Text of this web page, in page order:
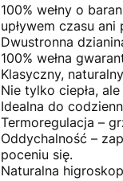
100% wełny o
upływem czasu
Dwustronna
100% wełna
Klasyczny,
Nie tylko ciepła,
Idealna do
Termoregulacja –
Oddychalność –
poceniu się.
Naturalna